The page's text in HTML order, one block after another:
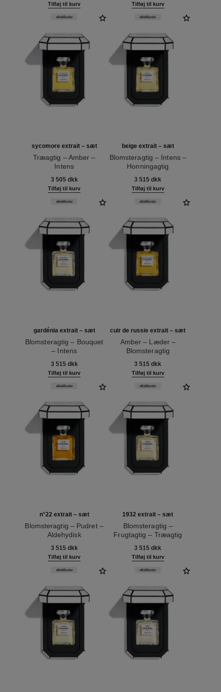
Tilføj til kurv Tilføj til kurv
sycomore extrait – sæt
Træagtig – Amber –
Intens
eksklusiv
3 505 dkk
Tilføj til kurv
beige extrait – sæt
Blomsteragtig – Intens –
Honningagtig
eksklusiv
3 515 dkk
Tilføj til kurv
gardénia extrait – sæt
Blomsteragtig – Bouquet
– Intens
eksklusiv
3 515 dkk
Tilføj til kurv
cuir de russie extrait – sæt
Amber – Læder –
Blomsteragtig
eksklusiv
3 515 dkk
Tilføj til kurv
n°22 extrait – sæt
Blomsteragtig – Pudret –
Aldehydisk
Ref. 120078
eksklusiv
3 515 dkk
Tilføj til kurv
1932 extrait – sæt
Blomsteragtig –
Frugtagtig – Træagtig
Ref. 120062
eksklusiv
3 515 dkk
Tilføj til kurv
eksklusiv eksklusiv